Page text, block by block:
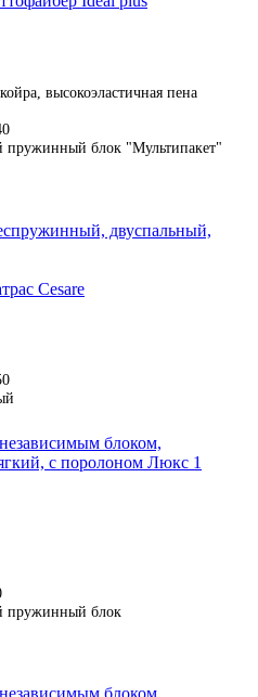
высокоэластичная пена
пружинный блок "Мультипакет"
Cesare
пружинный блок